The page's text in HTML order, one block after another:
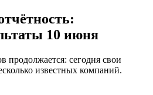
10 июня
продолжается: сегодня свои
известных компаний.